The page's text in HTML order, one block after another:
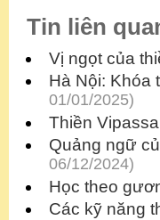
Tin liên
Vị ngọt của
Hà Nội: Khóa
01/01/2025)
Thiền
Quảng ngữ
06/12/2024)
Học theo
Các kỹ năng